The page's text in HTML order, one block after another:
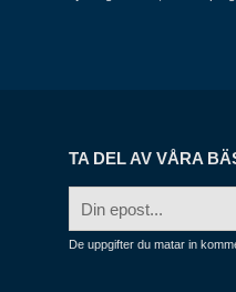
TA DEL AV VÅRA
postadress
De uppgifter du matar in